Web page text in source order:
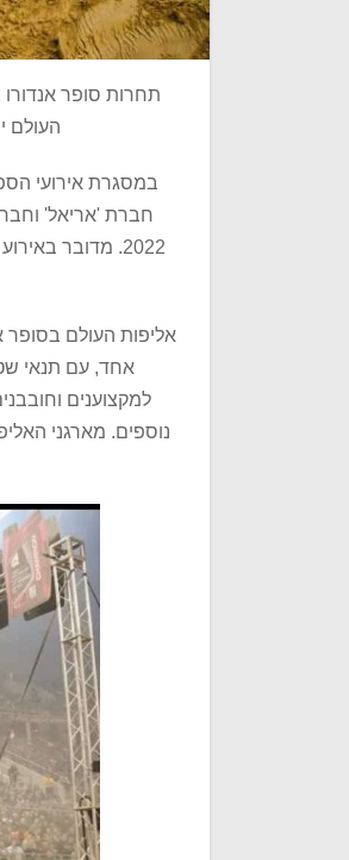
העולם
במסגרת אירועי
2022. מדובר
אליפות העולם בסופר
אחד, עם תנאי
למקצוענים
נוספים. מארגני